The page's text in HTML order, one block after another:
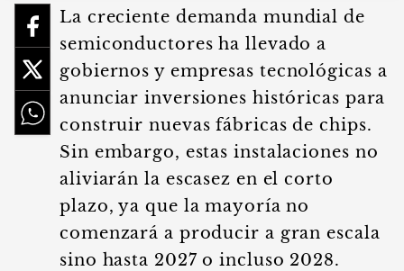
La creciente demanda mundial de
semiconductores ha llevado a
gobiernos y empresas tecnológicas a
anunciar inversiones históricas para
construir nuevas fábricas de chips.
Sin embargo, estas instalaciones no
aliviarán la escasez en el corto
plazo, ya que la mayoría no
comenzará a producir a gran escala
sino hasta 2027 o incluso 2028.